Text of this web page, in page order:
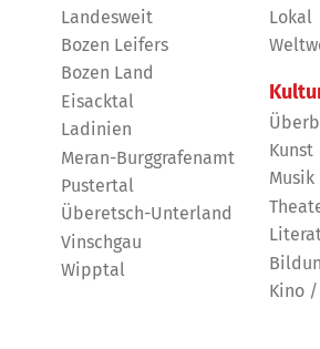
Landesweit
Bozen Leifers
Bozen Land
Eisacktal
Ladinien
Meran-Burggrafenamt
Pustertal
Überetsch-Unterland
Vinschgau
Wipptal
Lokal
Kunst
Musik
Kino /